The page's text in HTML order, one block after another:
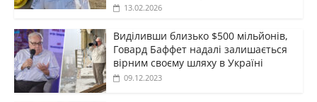
13.02.2026
Виділивши близько $500 мільйонів,
Говард Баффет надалі залишається
вірним своєму шляху в Україні
09.12.2023